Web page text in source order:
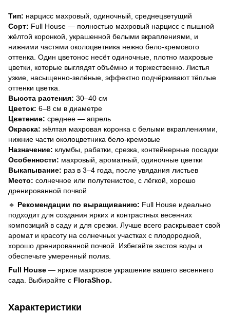
Тип: нарцисс махровый, одиночный, среднецветущий
Сорт: Full House — полностью махровый нарцисс с пышной
жёлтой коронкой, украшенной белыми вкраплениями, и
нижними частями околоцветника нежно бело-кремового
оттенка. Один цветонос несёт одиночные, плотно махровые
цветки, которые выглядят объёмно и торжественно. Листья
узкие, насыщенно-зелёные, эффектно подчёркивают тёплые
оттенки цветка.
Высота растения: 30–40 см
Цветок: 6–8 см в диаметре
Цветение: среднее — апрель
Окраска: жёлтая махровая коронка с белыми вкраплениями,
нижние части околоцветника бело-кремовые
Назначение: клумбы, рабатки, срезка, контейнерные посадки
Особенности: махровый, ароматный, одиночные цветки
Выкапывание: раз в 3–4 года, после увядания листьев
Место: солнечное или полутенистое, с лёгкой, хорошо
дренированной почвой
🔹 Рекомендации по выращиванию: Full House идеально
подходит для создания ярких и контрастных весенних
композиций в саду и для срезки. Лучше всего раскрывает свой
аромат и красоту на солнечных участках с плодородной,
хорошо дренированной почвой. Избегайте застоя воды и
обеспечьте умеренный полив.
Full House — яркое махровое украшение вашего весеннего
сада. Выбирайте с FloraShop.
Характеристики